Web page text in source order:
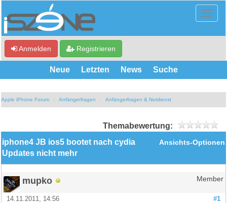
Anmelden Registrieren
Neue Letzten News Suche
Apple iPhone Forum Anfängerfragen Anfängerfragen & Notdienst
Themabewertung:
Ansichts-Optionen
iphone4 JB ios5 bootet nach cydia
Updates nicht mehr
mupko Member
#1
14.11.2011, 14:56